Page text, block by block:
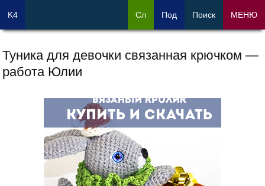
Туника для девочки связанная крючком —
работа Юлии
K4 Сл Под Поиск МЕНЮ